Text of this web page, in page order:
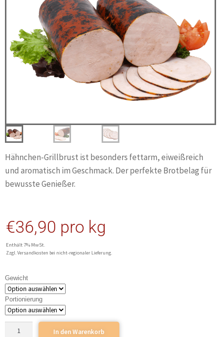
Hähnchen-Grillbrust ist besonders fettarm, eiweißreich
und aromatisch im Geschmack. Der perfekte Brotbelag für
bewusste Genießer.
€36,90 pro kg
Enthält 7% MwSt.
Zzgl. Versandkosten bei nicht-regionaler Lieferung.
Gewicht
Portionierung
In den Warenkorb